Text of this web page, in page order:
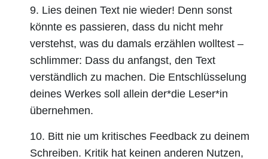
9. Lies deinen Text nie wieder! Denn sonst
könnte es passieren, dass du nicht mehr
verstehst, was du damals erzählen wolltest –
schlimmer: Dass du anfangst, den Text
verständlich zu machen. Die Entschlüsselung
deines Werkes soll allein der*die Leser*in
übernehmen.
10. Bitt nie um kritisches Feedback zu deinem
Schreiben. Kritik hat keinen anderen Nutzen,